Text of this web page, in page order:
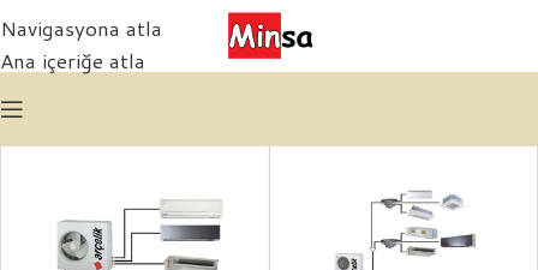
Navigasyona atla
Ana içeriğe atla